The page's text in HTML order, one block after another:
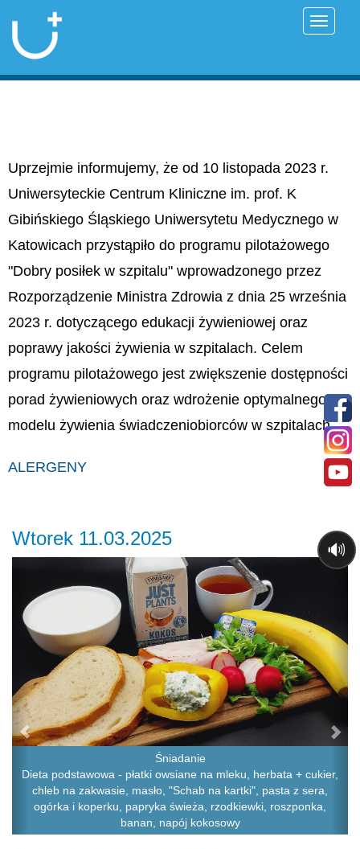
Uprzejmie informujemy, że od 10 listopada 2023 r.
Uniwersyteckie Centrum Kliniczne im. prof. K
Gibińskiego Śląskiego Uniwersytetu Medycznego w
Katowicach przystąpiło do programu pilotażowego
"Dobry posiłek w szpitalu" wprowadzonego przez
Rozporządzenie Ministra Zdrowia z dnia 25 września
2023 r. dotyczącego edukacji żywieniowej oraz
poprawy jakości żywienia w szpitalach. Celem
programu pilotażowego jest zwiększenie dostępności
porad żywieniowych oraz wdrożenie optymalnego
modelu żywienia świadczeniobiorców w szpitalach.
ALERGENY
Wtorek 11.03.2025
Śniadanie
Dieta podstawowa - płatki owsiane na mleku, herbata + cukier,
chleb na zakwasie, masło, "Schab na kartki", pasta z sera,
ogórka i koperku, papryka świeża, rzodkiewki, roszponka,
banan, napój kokosowy
🔊